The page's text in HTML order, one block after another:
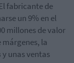
fabricante de
un 9% en el
millones de valor
la
y unas ventas